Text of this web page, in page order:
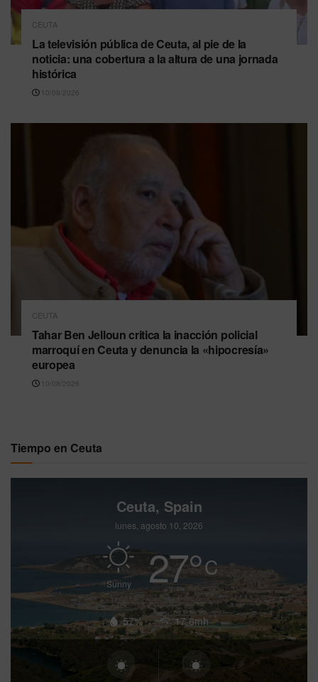
CEUTA
La televisión pública de Ceuta, al pie de la
noticia: una cobertura a la altura de una jornada
histórica
10/08/2026
CEUTA
Tahar Ben Jelloun critica la inacción policial
marroquí en Ceuta y denuncia la «hipocresía»
europea
10/08/2026
Tiempo en Ceuta
Ceuta, Spain
lunes, agosto 10, 2026
Sunny 27°C
57% 17.6mh